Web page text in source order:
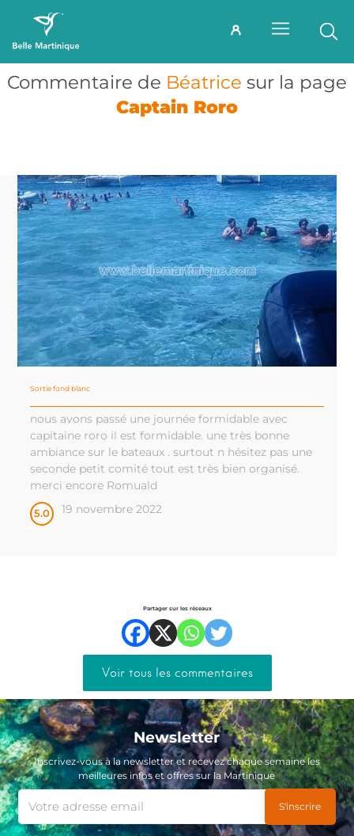
Commentaire de Béatrice sur la page
Captain Roro
Sortie fond blanc
nous avons passé une journée formidable avec
capitaine roro il est formidable. une très bonne
ambiance sur le bateaux . surtout n hésitez pas une
seconde petit comité tout est très bien organisé.
merci encore Romuald
5.0 19 novembre 2022
Partager sur les réseaux
Voir tous les commentaires
Newsletter
Inscrivez-vous à la newsletter et recevez chaque semaine les
meilleures infos et offres sur la Martinique